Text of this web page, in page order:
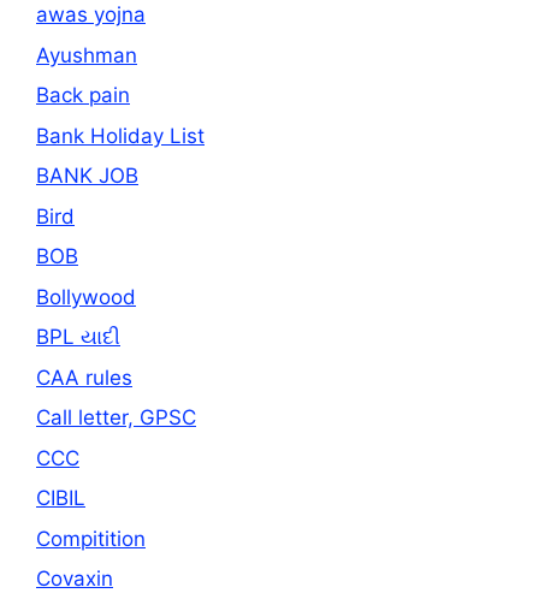
awas yojna
Ayushman
Back pain
Bank Holiday List
BANK JOB
Bird
BOB
Bollywood
BPL યાદી
CAA rules
Call letter, GPSC
CCC
CIBIL
Compitition
Covaxin